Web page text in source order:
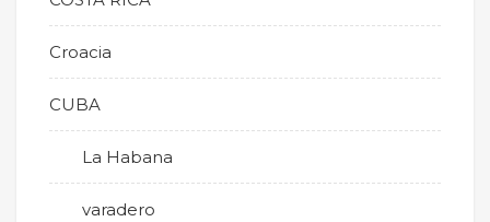
Croacia
CUBA
La Habana
varadero